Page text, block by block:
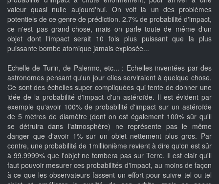
valeur quasi nulle aujourd'hui. On voit là un des problèmes
potentiels de ce genre de prédiction. 2.7% de probabilité d'impact,
ce n'est pas grand-chose, mais on parle toute de même d'un
objet dont l'impact serait 10 fois plus puissant que la plus
puissante bombe atomique jamais explosée...
Echelle de Turin, de Palermo, etc... : Echelles inventées par des
astronomes pensant qu'un jour elles serviraient à quelque chose.
Ce sont des échelles super compliquées qui tente de donner une
idée de la probabilité d'impact d'un astéroïde. Il est évident par
exemple qu'avoir 100% de probabilité d'impact sur un astéroïde
de 5 mètres de diamètre (dont on est également 100% sûr qu'il
se détruira dans l'atmosphère) ne représente pas le même
danger que d'avoir 1% sur un objet nettement plus gros. Par
contre, une probabilité de 1millionième revient à dire qu'on est sûr
à 99.9999% que l'objet ne tombera pas sur Terre. Il est clair qu'il
faut pouvoir mesurer ces probabilités d'impact, au moins de façon
à ce que les observateurs fassent un effort pour suivre tel ou tel